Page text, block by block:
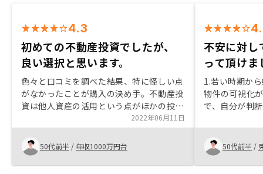
4.3
初めての不動産投資でしたが、
良い選択と思います。
色々と口コミを調べた結果、特に怪しい点
がなかったことが購入の決め手。不動産投
資は他人資産の活用という点がほかの投資
との違いでユニークだった。実際の契約ま
ではオンラインでの打合せで済ませること
ができ、また時間もこちらの都合に合わせ
てもらうことができた。担当の営業さんは
こちらに対して丁寧すぎるくらいに説明を
2022年06月11日
50代前半 / 年収1000万円台
不安に対し
って頂けま
1.若い時期か
物件の可視化
で、自分が判
の皆さんが誠
を世界中に展
た。グローバ
仰る点に頼も
50代前半 /